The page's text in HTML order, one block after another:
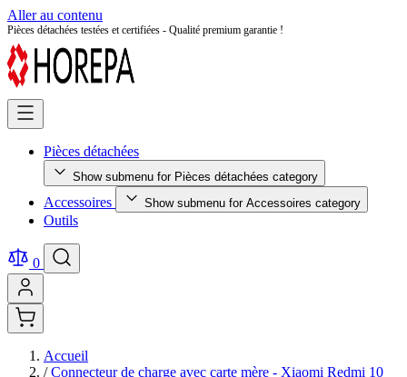
Aller au contenu
Retour facile sous 14 jours - Achetez en toute sérénité !
Pièces détachées
Show submenu for Pièces détachées category
Accessoires Show submenu for Accessoires category
Outils
0
Accueil
/ Connecteur de charge avec carte mère - Xiaomi Redmi 10